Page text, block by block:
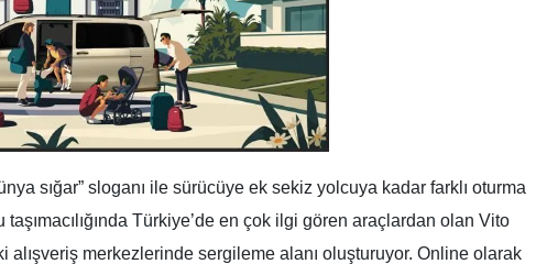
sığar” sloganı ile sürücüye ek sekiz yolcuya kadar farklı oturma
Türkiye’de en çok ilgi gören araçlardan olan Vito
alışveriş merkezlerinde sergileme alanı oluşturuyor. Online olarak